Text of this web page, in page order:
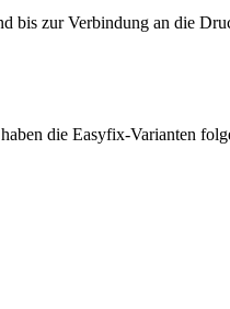
bis zur Verbindung an die
die Easyfix-Varianten